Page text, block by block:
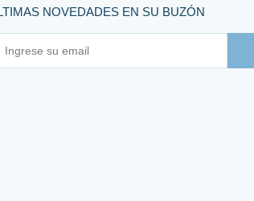
NOVEDADES EN SU BUZÓN